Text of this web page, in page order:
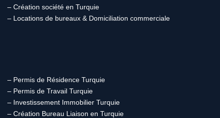
– Création société en Turquie
– Locations de bureaux & Domiciliation commerciale
– Permis de Résidence Turquie
– Permis de Travail Turquie
– Investissement Immobilier Turquie
– Création Bureau Liaison en Turquie